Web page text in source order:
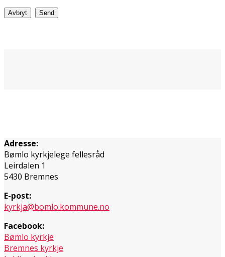
Adresse:
Bømlo kyrkjelege fellesråd
Leirdalen 1
5430 Bremnes
E-post:
kyrkja@bomlo.kommune.no
Facebook:
Bømlo kyrkje
Bremnes kyrkje